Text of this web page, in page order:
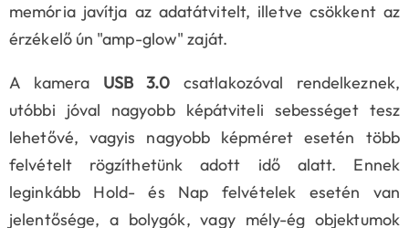
memória javítja az adatátvitelt, illetve csökkent az
érzékelő ún "amp-glow" zaját.
A kamera USB 3.0 csatlakozóval rendelkeznek,
utóbbi jóval nagyobb képátviteli sebességet tesz
lehetővé, vagyis nagyobb képméret esetén több
felvételt rögzíthetünk adott idő alatt. Ennek
leginkább Hold- és Nap felvételek esetén van
jelentősége, a bolygók, vagy mély-ég objektumok